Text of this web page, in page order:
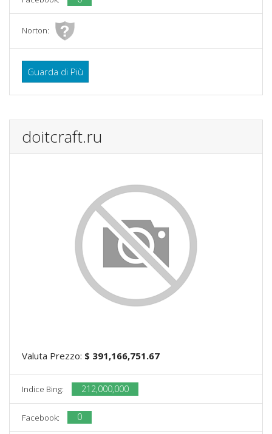
Norton:
Guarda di Più
doitcraft.ru
Valuta Prezzo: $ 391,166,751.67
Indice Bing: 212,000,000
Facebook: 0